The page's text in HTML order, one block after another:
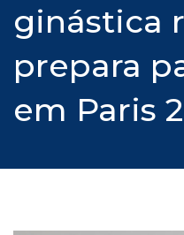
ginástica
prepara
em Paris